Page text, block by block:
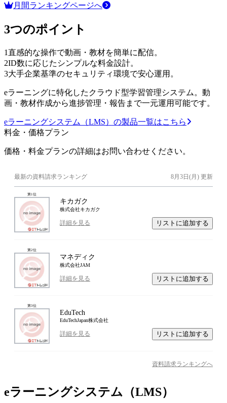
月間ランキングページへ
3つのポイント
1直感的な操作で動画・教材を簡単に配信。
2ID数に応じたシンプルな料金設計。
3大手企業基準のセキュリティ環境で安心運用。
eラーニングに特化したクラウド型学習管理システム。動
画・教材作成から進捗管理・報告まで一元運用可能です。
eラーニングシステム（LMS）の製品一覧はこちら
料金・価格プラン
価格・料金プランの詳細はお問い合わせください。
最新の資料請求ランキング 8月3日(月) 更新
第1位
キカガク
株式会社キカガク
詳細を見る リストに追加する
第2位
マネディク
株式会社JAM
詳細を見る リストに追加する
第3位
EduTech
EduTechJapan株式会社
詳細を見る リストに追加する
資料請求ランキングへ
eラーニングシステム（LMS）